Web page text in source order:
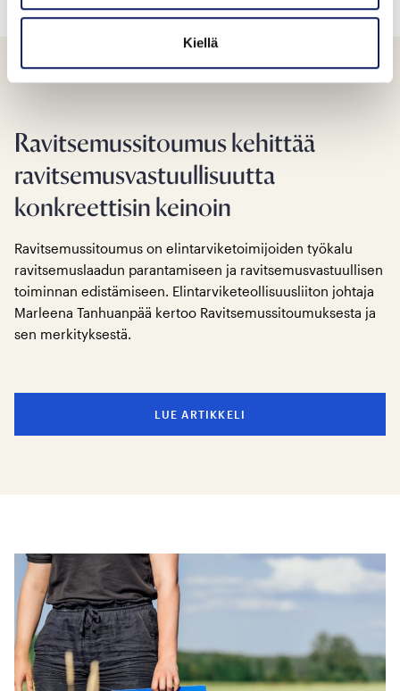
Kiellä
Ravitsemussitoumus kehittää
ravitsemusvastuullisuutta
konkreettisin keinoin
Ravitsemussitoumus on elintarviketoimijoiden työkalu
ravitsemuslaadun parantamiseen ja ravitsemusvastuullisen
toiminnan edistämiseen. Elintarviketeollisuusliiton johtaja
Marleena Tanhuanpää kertoo Ravitsemussitoumuksesta ja
sen merkityksestä.
LUE ARTIKKELI